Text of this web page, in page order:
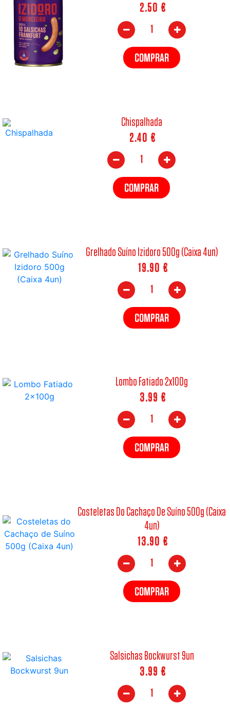
2.50 €
COMPRAR
Chispalhada
2.40 €
COMPRAR
Grelhado Suíno Izidoro 500g (Caixa 4un)
19.90 €
COMPRAR
Lombo Fatiado 2x100g
3.99 €
COMPRAR
Costeletas Do Cachaço De Suíno 500g (Caixa
4un)
13.90 €
COMPRAR
Salsichas Bockwurst 9un
3.99 €